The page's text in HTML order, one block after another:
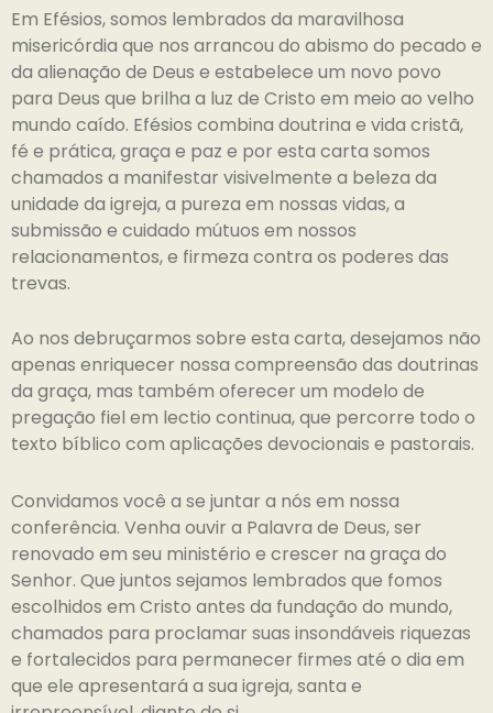
Em Efésios, somos lembrados da maravilhosa
misericórdia que nos arrancou do abismo do pecado e
da alienação de Deus e estabelece um novo povo
para Deus que brilha a luz de Cristo em meio ao velho
mundo caído. Efésios combina doutrina e vida cristã,
fé e prática, graça e paz e por esta carta somos
chamados a manifestar visivelmente a beleza da
unidade da igreja, a pureza em nossas vidas, a
submissão e cuidado mútuos em nossos
relacionamentos, e firmeza contra os poderes das
trevas.
Ao nos debruçarmos sobre esta carta, desejamos não
apenas enriquecer nossa compreensão das doutrinas
da graça, mas também oferecer um modelo de
pregação fiel em lectio continua, que percorre todo o
texto bíblico com aplicações devocionais e pastorais.
Convidamos você a se juntar a nós em nossa
conferência. Venha ouvir a Palavra de Deus, ser
renovado em seu ministério e crescer na graça do
Senhor. Que juntos sejamos lembrados que fomos
escolhidos em Cristo antes da fundação do mundo,
chamados para proclamar suas insondáveis riquezas
e fortalecidos para permanecer firmes até o dia em
que ele apresentará a sua igreja, santa e